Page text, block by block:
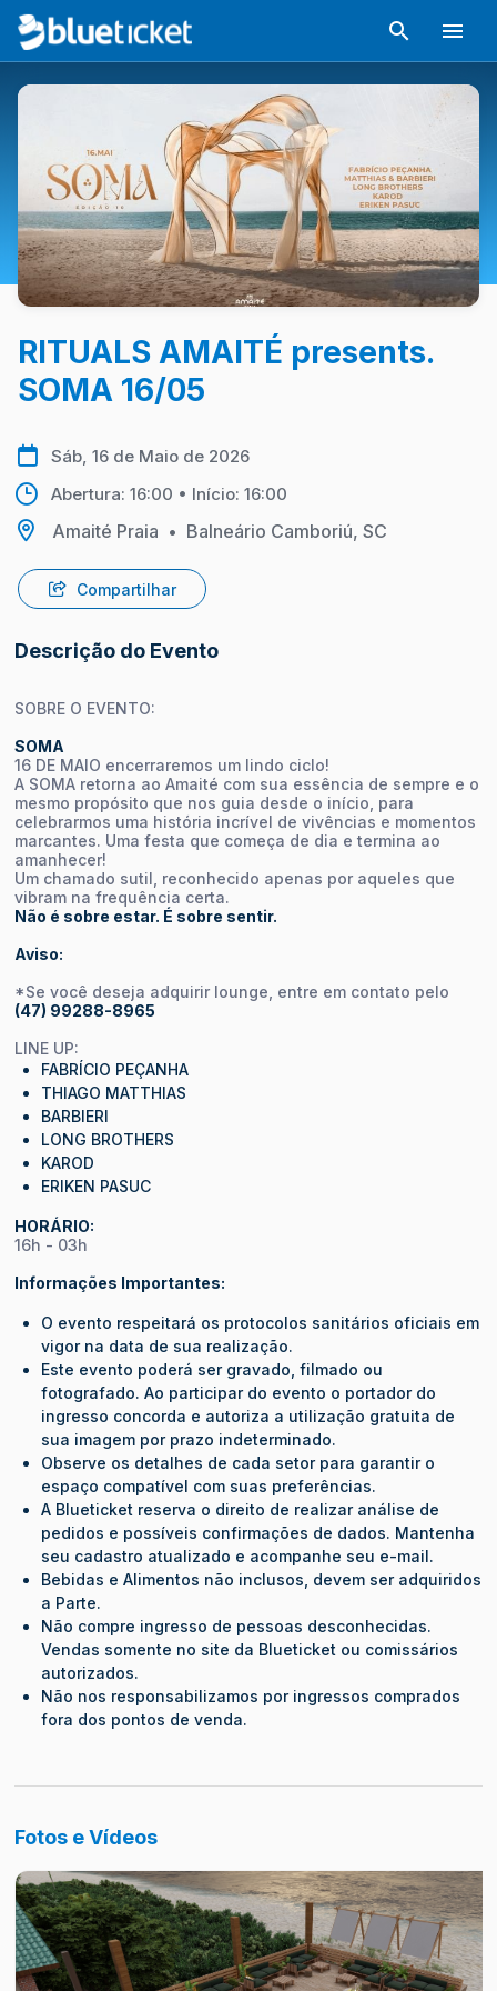
RITUALS AMAITÉ presents.
SOMA 16/05
Sáb, 16 de Maio de 2026
Abertura: 16:00 • Início: 16:00
Amaité Praia • Balneário Camboriú, SC
Compartilhar
Descrição do Evento
SOBRE O EVENTO:
SOMA
16 DE MAIO encerraremos um lindo ciclo!
A SOMA retorna ao Amaité com sua essência de sempre e o
mesmo propósito que nos guia desde o início, para
celebrarmos uma história incrível de vivências e momentos
marcantes. Uma festa que começa de dia e termina ao
amanhecer!
Um chamado sutil, reconhecido apenas por aqueles que
vibram na frequência certa.
Não é sobre estar. É sobre sentir.
Aviso:
*Se você deseja adquirir lounge, entre em contato pelo
(47) 99288-8965
LINE UP:
FABRÍCIO PEÇANHA
THIAGO MATTHIAS
BARBIERI
LONG BROTHERS
KAROD
ERIKEN PASUC
HORÁRIO:
16h - 03h
Informações Importantes:
O evento respeitará os protocolos sanitários oficiais em
vigor na data de sua realização.
Este evento poderá ser gravado, filmado ou
fotografado. Ao participar do evento o portador do
ingresso concorda e autoriza a utilização gratuita de
sua imagem por prazo indeterminado.
Observe os detalhes de cada setor para garantir o
espaço compatível com suas preferências.
A Blueticket reserva o direito de realizar análise de
pedidos e possíveis confirmações de dados. Mantenha
seu cadastro atualizado e acompanhe seu e-mail.
Bebidas e Alimentos não inclusos, devem ser adquiridos
a Parte.
Não compre ingresso de pessoas desconhecidas.
Vendas somente no site da Blueticket ou comissários
autorizados.
Não nos responsabilizamos por ingressos comprados
fora dos pontos de venda.
Fotos e Vídeos